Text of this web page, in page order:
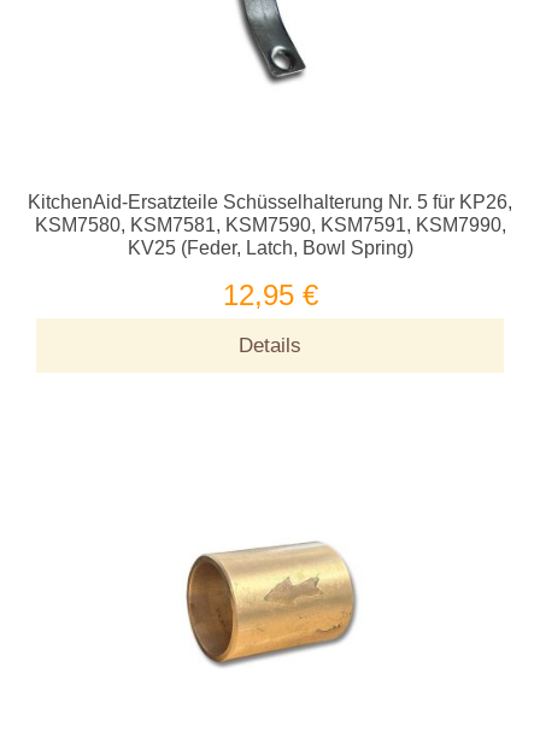
KitchenAid-Ersatzteile Schüsselhalterung Nr. 5 für KP26,
KSM7580, KSM7581, KSM7590, KSM7591, KSM7990,
KV25 (Feder, Latch, Bowl Spring)
12,95 €
Details